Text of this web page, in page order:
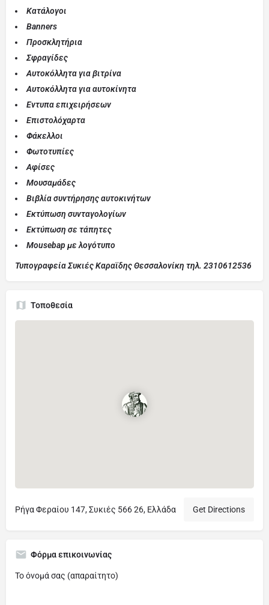
Κατάλογοι
Banners
Προσκλητήρια
Σφραγίδες
Αυτοκόλλητα για βιτρίνα
Αυτοκόλλητα για αυτοκίνητα
Εντυπα επιχειρήσεων
Επιστολόχαρτα
Φάκελλοι
Φωτοτυπίες
Αφίσες
Μουσαμάδες
Βιβλία συντήρησης αυτοκινήτων
Εκτύπωση συνταγολογίων
Εκτύπωση σε τάπητες
Mousebap με λογότυπο
Τυπογραφεία Συκιές Καραϊδης Θεσσαλονίκη τηλ. 2310612536
Τοποθεσία
Ρήγα Φεραίου 147, Συκιές 566 26, Ελλάδα Get Directions
Φόρμα επικοινωνίας
Το όνομά σας (απαραίτητο)